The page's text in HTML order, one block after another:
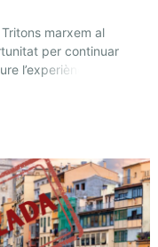
marxem al
per continuar
l’experiència de